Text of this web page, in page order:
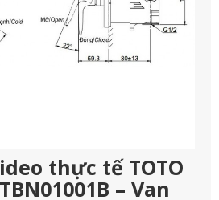
thực tế TOTO
– Van